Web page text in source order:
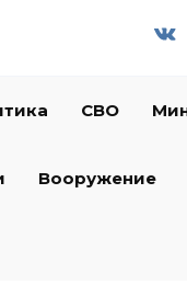
СВО
Вооружение